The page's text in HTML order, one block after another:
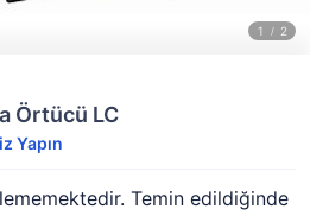
Örtücü LC
Yapın
Temin edildiğinde